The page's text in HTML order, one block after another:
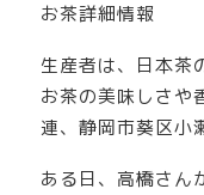
お茶詳細情報
生産者は、日本茶
お茶の美味しさや
連、静岡市葵区小
ある日、高橋さん